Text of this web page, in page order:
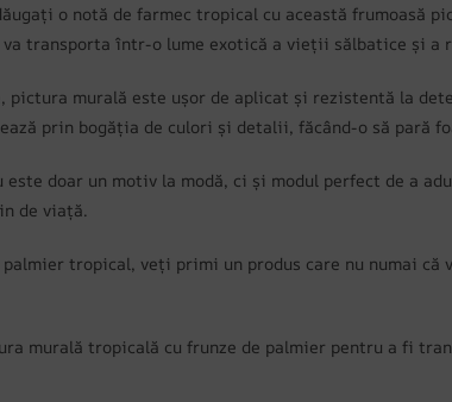
o notă de farmec tropical cu această frumoasă
transporta într-o lume exotică a vieții sălbatice și a
murală este ușor de aplicat și rezistentă la
prin bogăția de culori și detalii, făcând-o să pară
doar un motiv la modă, ci și modul perfect de a
de viață.
palmier tropical, veți primi un produs care nu numai
murală tropicală cu frunze de palmier pentru a fi